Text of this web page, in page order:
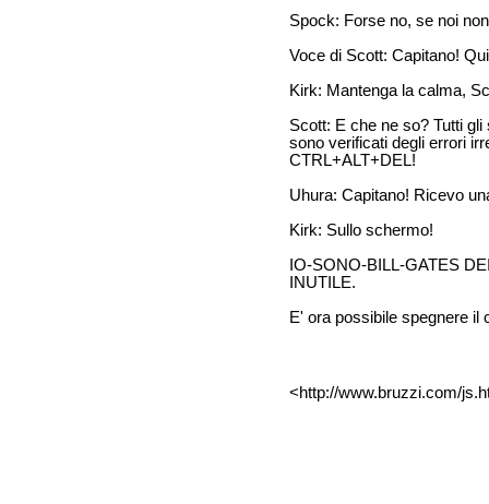
Spock: Forse no, se noi
Voce di Scott: Capitano!
Kirk: Mantenga la calma,
Scott: E che ne so? Tutti
sono verificati degli errori
CTRL+ALT+DEL!
Uhura: Capitano! Ricevo
Kirk: Sullo schermo!
IO-SONO-BILL-GATES
INUTILE.
E' ora possibile spegnere il
<http://www.bruzzi.com/